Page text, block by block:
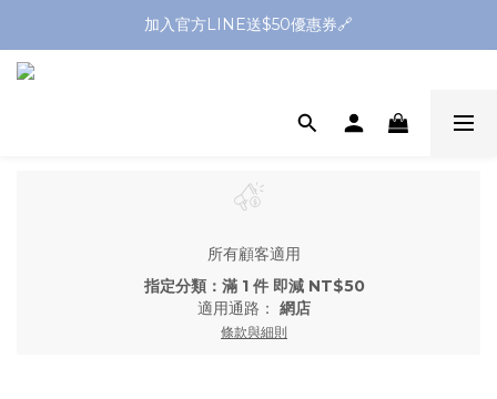
全館滿1299送平頭牙刷🪥滿2299送購物金$200
加入官方LINE送$50優惠券🔗
所有顧客適用
指定分類：滿 1 件 即減 NT$50
適用通路： 網店
條款與細則